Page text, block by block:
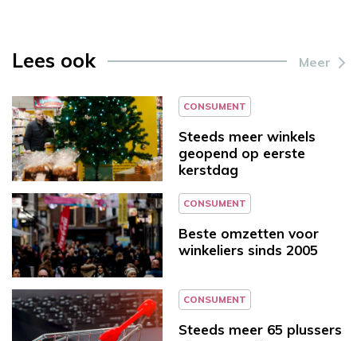
Lees ook Meer
CONSUMENT
Steeds meer winkels
geopend op eerste
kerstdag
CONSUMENT
Beste omzetten voor
winkeliers sinds 2005
CONSUMENT
Steeds meer 65 plussers